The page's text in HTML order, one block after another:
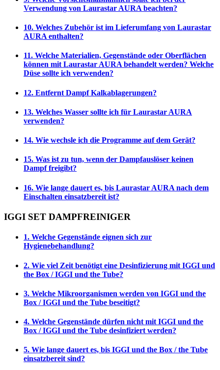
Verwendung von Laurastar AURA beachten?
10. Welches Zubehör ist im Lieferumfang von Laurastar
AURA enthalten?
11. Welche Materialien, Gegenstände oder Oberflächen
können mit Laurastar AURA behandelt werden? Welche
Düse sollte ich verwenden?
12. Entfernt Dampf Kalkablagerungen?
13. Welches Wasser sollte ich für Laurastar AURA
verwenden?
14. Wie wechsle ich die Programme auf dem Gerät?
15. Was ist zu tun, wenn der Dampfauslöser keinen
Dampf freigibt?
16. Wie lange dauert es, bis Laurastar AURA nach dem
Einschalten einsatzbereit ist?
IGGI SET DAMPFREINIGER
1. Welche Gegenstände eignen sich zur
Hygienebehandlung?
2. Wie viel Zeit benötigt eine Desinfizierung mit IGGI und
the Box / IGGI und the Tube?
3. Welche Mikroorganismen werden von IGGI und the
Box / IGGI und the Tube beseitigt?
4. Welche Gegenstände dürfen nicht mit IGGI und the
Box / IGGI und the Tube desinfiziert werden?
5. Wie lange dauert es, bis IGGI und the Box / the Tube
einsatzbereit sind?